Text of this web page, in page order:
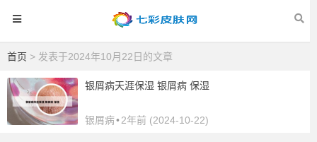
首页 > 发表于2024年10月22日的文章
银屑病天涯保湿 银屑病 保湿
银屑病•2年前 (2024-10-22)